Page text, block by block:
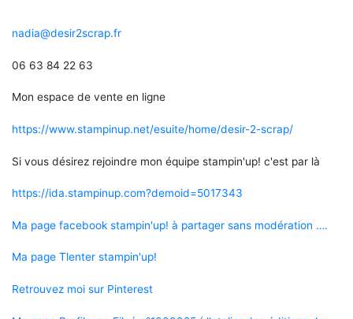
nadia@desir2scrap.fr
06 63 84 22 63
Mon espace de vente en ligne
https://www.stampinup.net/esuite/home/desir-2-scrap/
Si vous désirez rejoindre mon équipe stampin'up! c'est par là
https://ida.stampinup.com?demoid=5017343
Ma page facebook stampin'up! à partager sans modération ….
Ma page Tlenter stampin'up!
Retrouvez moi sur Pinterest